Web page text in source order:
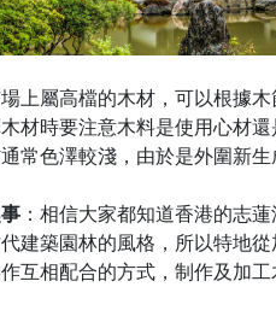
上屬高檔的木材，可以根據
材時要注意木料是使用心材
常色澤較淺，由於是外圍新
：相信大家都知道香港的志
建築園林的風格，所以特地
互相配合的方式，制作及加